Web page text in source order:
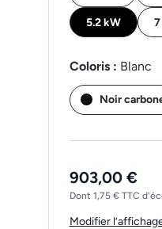
5.2 kW
Coloris : Blanc
Noir
903,00 €
Dont 1,75 € TTC
Modifier